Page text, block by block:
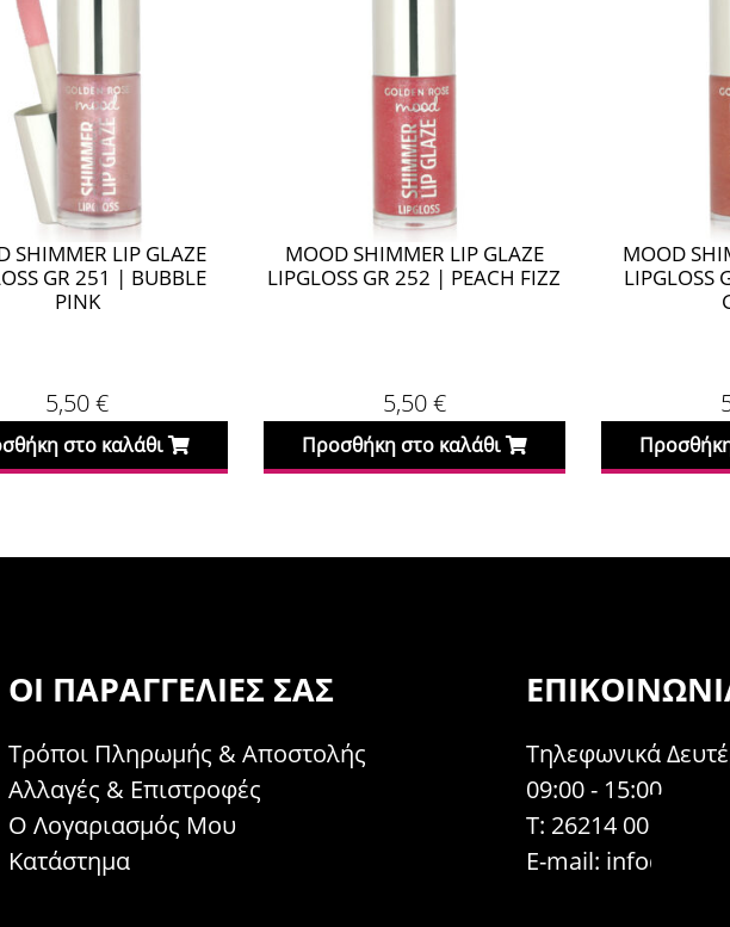
SHIMMER LIP GLAZE
GR 252 | PEACH FIZZ
5,50€
στο καλάθι
MOOD SHIMMER LIP GLAZE
LIPGLOSS GR 253 | SUNSET
5,50€
Προσθήκη στο καλάθι
MOOD
ΟΙ ΠΑΡΑΓΓΕΛΊΕΣ ΣΑΣ
Τρόποι Πληρωμής & Αποστολής
Αλλαγές & Επιστροφές
Ο Λογαριασμός Μου
Κατάστημα
Τηλεφωνικά
09:00 - 15:00
Τ: 26214 00104
E-mail: